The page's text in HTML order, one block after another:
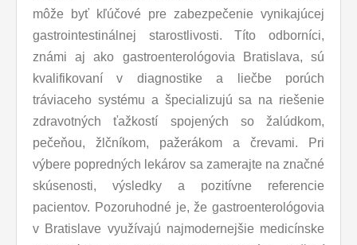
môže byť kľúčové pre zabezpečenie vynikajúcej
gastrointestinálnej starostlivosti. Títo odborníci,
známi aj ako gastroenterológovia Bratislava, sú
kvalifikovaní v diagnostike a liečbe porúch
tráviaceho systému a špecializujú sa na riešenie
zdravotných ťažkostí spojených so žalúdkom,
pečeňou, žlčníkom, pažerákom a črevami. Pri
výbere popredných lekárov sa zamerajte na značné
skúsenosti, výsledky a pozitívne referencie
pacientov. Pozoruhodné je, že gastroenterológovia
v Bratislave využívajú najmodernejšie medicínske